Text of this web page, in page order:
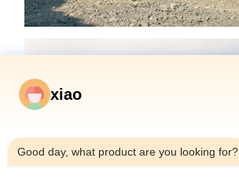
xiao
Good day, what product are you looking for?